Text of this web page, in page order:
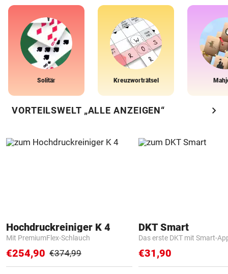
Solitär Kreuzworträtsel
VORTEILSWELT „ALLE ANZEIGEN“ chevron_right
Hochdruckreiniger K 4
Mit PremiumFlex-Schlauch
€254,90 €374,99
DKT Smart
Das erste DKT mit Smart-
€31,90